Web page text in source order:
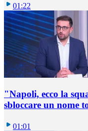
01:22
"Napoli, ecco la
sbloccare un nome
01:01